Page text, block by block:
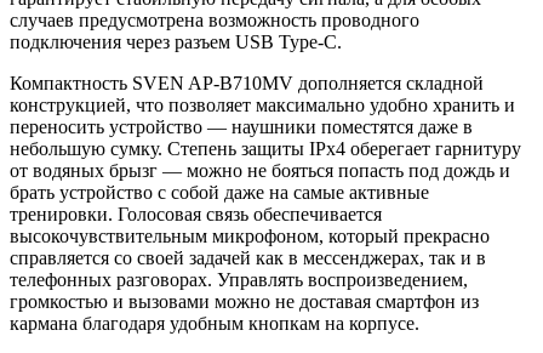
случаев предусмотрена возможность проводного
подключения через разъем USB Type-C.
Компактность SVEN AP-B710MV дополняется складной
конструкцией, что позволяет максимально удобно хранить и
переносить устройство — наушники поместятся даже в
небольшую сумку. Степень защиты IPx4 оберегает гарнитуру
от водяных брызг — можно не бояться попасть под дождь и
брать устройство с собой даже на самые активные
тренировки. Голосовая связь обеспечивается
высокочувствительным микрофоном, который прекрасно
справляется со своей задачей как в мессенджерах, так и в
телефонных разговорах. Управлять воспроизведением,
громкостью и вызовами можно не доставая смартфон из
кармана благодаря удобным кнопкам на корпусе.